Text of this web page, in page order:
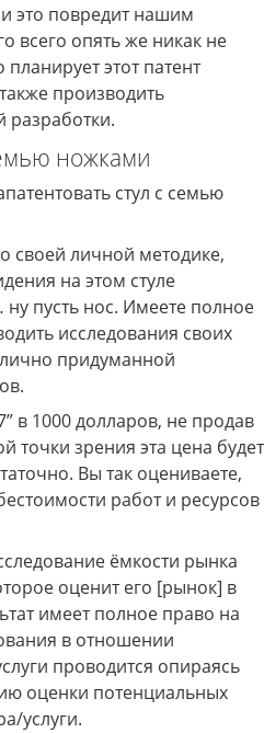
и это повредит нашим
всего опять же никак не
планирует этот патент
производить
разработки.
ножками
стул с семью
своей личной методике,
на этом стуле
пусть нос. Имеете полное
исследования своих
придуманной
в 1000 долларов, не продав
точки зрения эта цена будет
Вы так оцениваете,
работ и ресурсов
ёмкости рынка
оценит его [рынок] в
имеет полное право на
в отношении
проводится опираясь
оценки потенциальных
услуги.